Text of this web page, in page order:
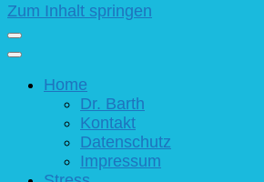
Zum Inhalt springen
Home
Dr. Barth
Kontakt
Datenschutz
Impressum